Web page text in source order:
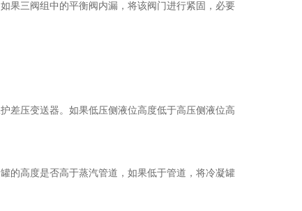
三阀组中的平衡阀内漏，将该阀门进行紧固，必要
压变送器。如果低压侧液位高度低于高压侧液位高
高度是否高于蒸汽管道，如果低于管道，将冷凝罐